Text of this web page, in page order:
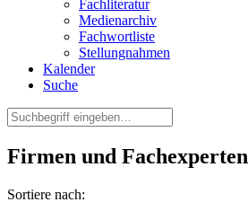
Fachliteratur
Medienarchiv
Fachwortliste
Stellungnahmen
Kalender
Suche
Firmen und Fachexperten
Sortiere nach: